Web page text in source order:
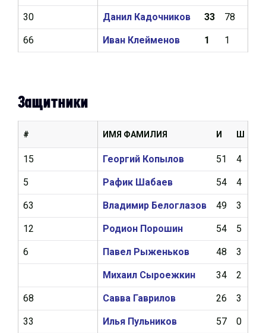
Данил Кадочников 33 78
Иван Клейменов 1 1
30
66
Защитники
ИМЯ ФАМИЛИЯ И Ш
Георгий Копылов 51 4
Рафик Шабаев 54 4
Владимир Белоглазов 49 3
Родион Порошин 54 5
Павел Рыженьков 48 3
Михаил Сыроежкин 34 2
Савва Гаврилов 26 3
Илья Пульников 57 0
#
15
5
63
12
6
68
33